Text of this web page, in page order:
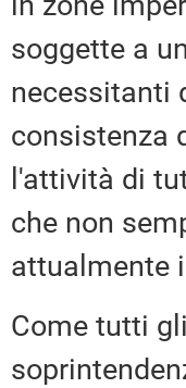
soggette a
necessitanti
consistenza
l'attività di
che non
attualmente
Come tutti